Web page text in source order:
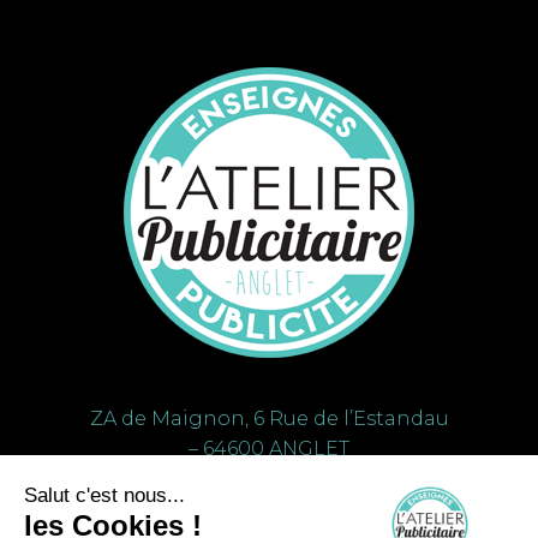
ZA de Maignon, 6 Rue de l’Estandau
– 64600 ANGLET